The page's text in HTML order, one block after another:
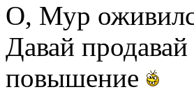
О, Мур
Давай
повышение